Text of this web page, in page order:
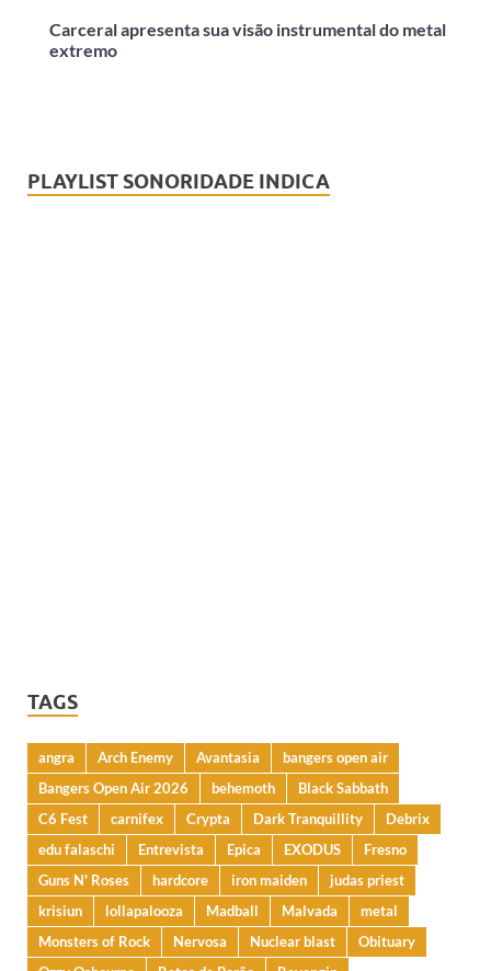
Carceral apresenta sua visão instrumental do metal
extremo
PLAYLIST SONORIDADE INDICA
TAGS
angra Arch Enemy Avantasia
bangers open air
Bangers Open Air 2026
behemoth
Black Sabbath
C6 Fest
carnifex Crypta Dark Tranquillity
Debrix
edu falaschi
Entrevista Epica EXODUS
Fresno
Guns N' Roses
hardcore iron maiden
judas priest
krisiun
lollapalooza Madball Malvada
metal
Monsters of Rock
Nervosa Nuclear blast
Obituary